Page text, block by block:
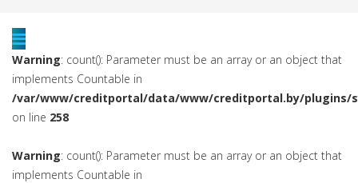
Warning: count(): Parameter must be an array or an object that
implements Countable in
/var/www/creditportal/data/www/creditportal.by/plugins/
on line 258
Warning: count(): Parameter must be an array or an object that
implements Countable in